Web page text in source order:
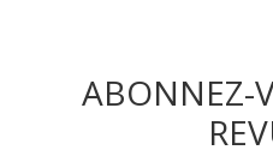
ABONNEZ-